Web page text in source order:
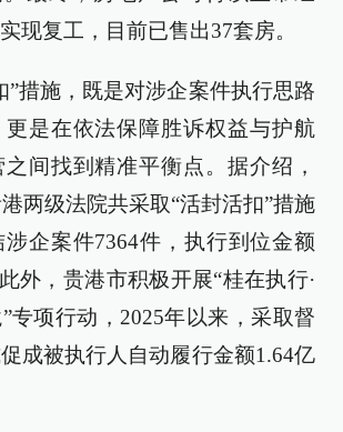
现复工，目前已售出37套房。
”措施，既是对涉企案件执行思路
是在依法保障胜诉权益与护航
间找到精准平衡点。据介绍，
两级法院共采取“活封活扣”措施
涉企案件7364件，执行到位金额
外，贵港市积极开展“桂在执行·
专项行动，2025年以来，采取督
成被执行人自动履行金额1.64亿